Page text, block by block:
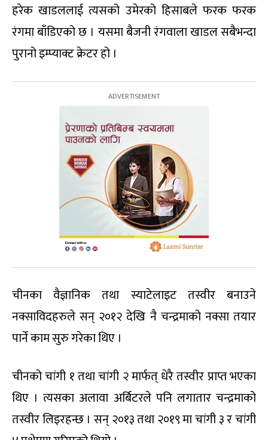
हरेक खाडललाई त्यसको उमेरको हिसाबले फरक फरक
रंगमा बाँडिएको छ । यसमा बैजनी रंगवाला खाडल सबैभन्दा
पुरानो इम्प्याक्ट क्रेटर हो ।
चीनका वैज्ञानिक तथा स्याटेलाइट तस्वीर बनाउने
नक्साविदहरुले सन् २०१२ देखि नै चन्द्रमाको नक्सा तयार
पार्ने काम सुरु गरेका थिए ।
चीनको चांगी १ तथा चांगी २ मार्फत् धेरै तस्वीर प्राप्त भएका
थिए । त्यसका अलावा अर्बिटरले पनि लगातार चन्द्रमाको
तस्वीर लिइरहन्छ । सन् २०१३ तथा २०१९ मा चांगी ३ र चांगी